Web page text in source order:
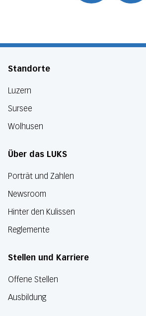
Standorte
Luzern
Sursee
Wolhusen
Über das LUKS
Porträt und Zahlen
Newsroom
Hinter den Kulissen
Reglemente
Stellen und Karriere
Offene Stellen
Ausbildung